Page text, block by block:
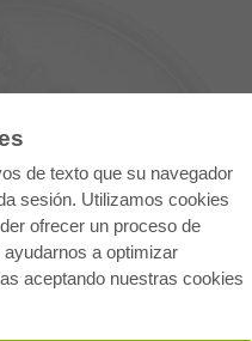
de texto que su navegador
sesión. Utilizamos cookies
ofrecer un proceso de
a optimizar
aceptando nuestras cookies